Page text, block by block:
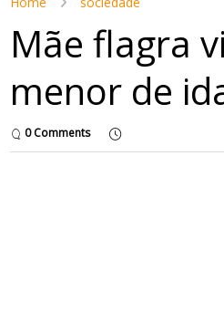
Mãe flagra
menor de
0 Comments